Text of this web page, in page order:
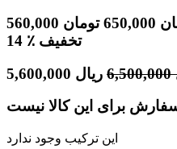
560,000 650,000تومان
14
٪ تخفیف
5,600,000 ریال 6,500,000
برای این کالا نیست
این ترکیب وجود ندارد